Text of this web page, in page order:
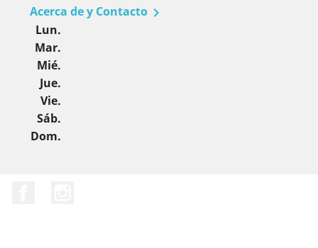
Acerca de y Contacto 
Lun.
Mar.
Mié.
Jue.
Vie.
Sáb.
Dom.